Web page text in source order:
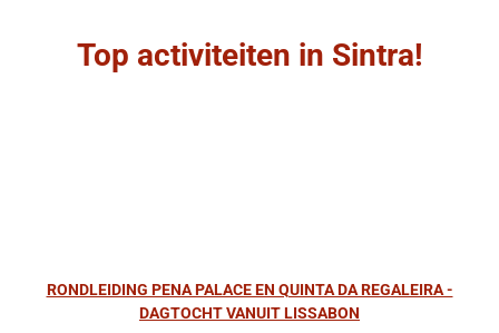
Top activiteiten in Sintra!
RONDLEIDING PENA PALACE EN QUINTA DA REGALEIRA -
DAGTOCHT VANUIT LISSABON